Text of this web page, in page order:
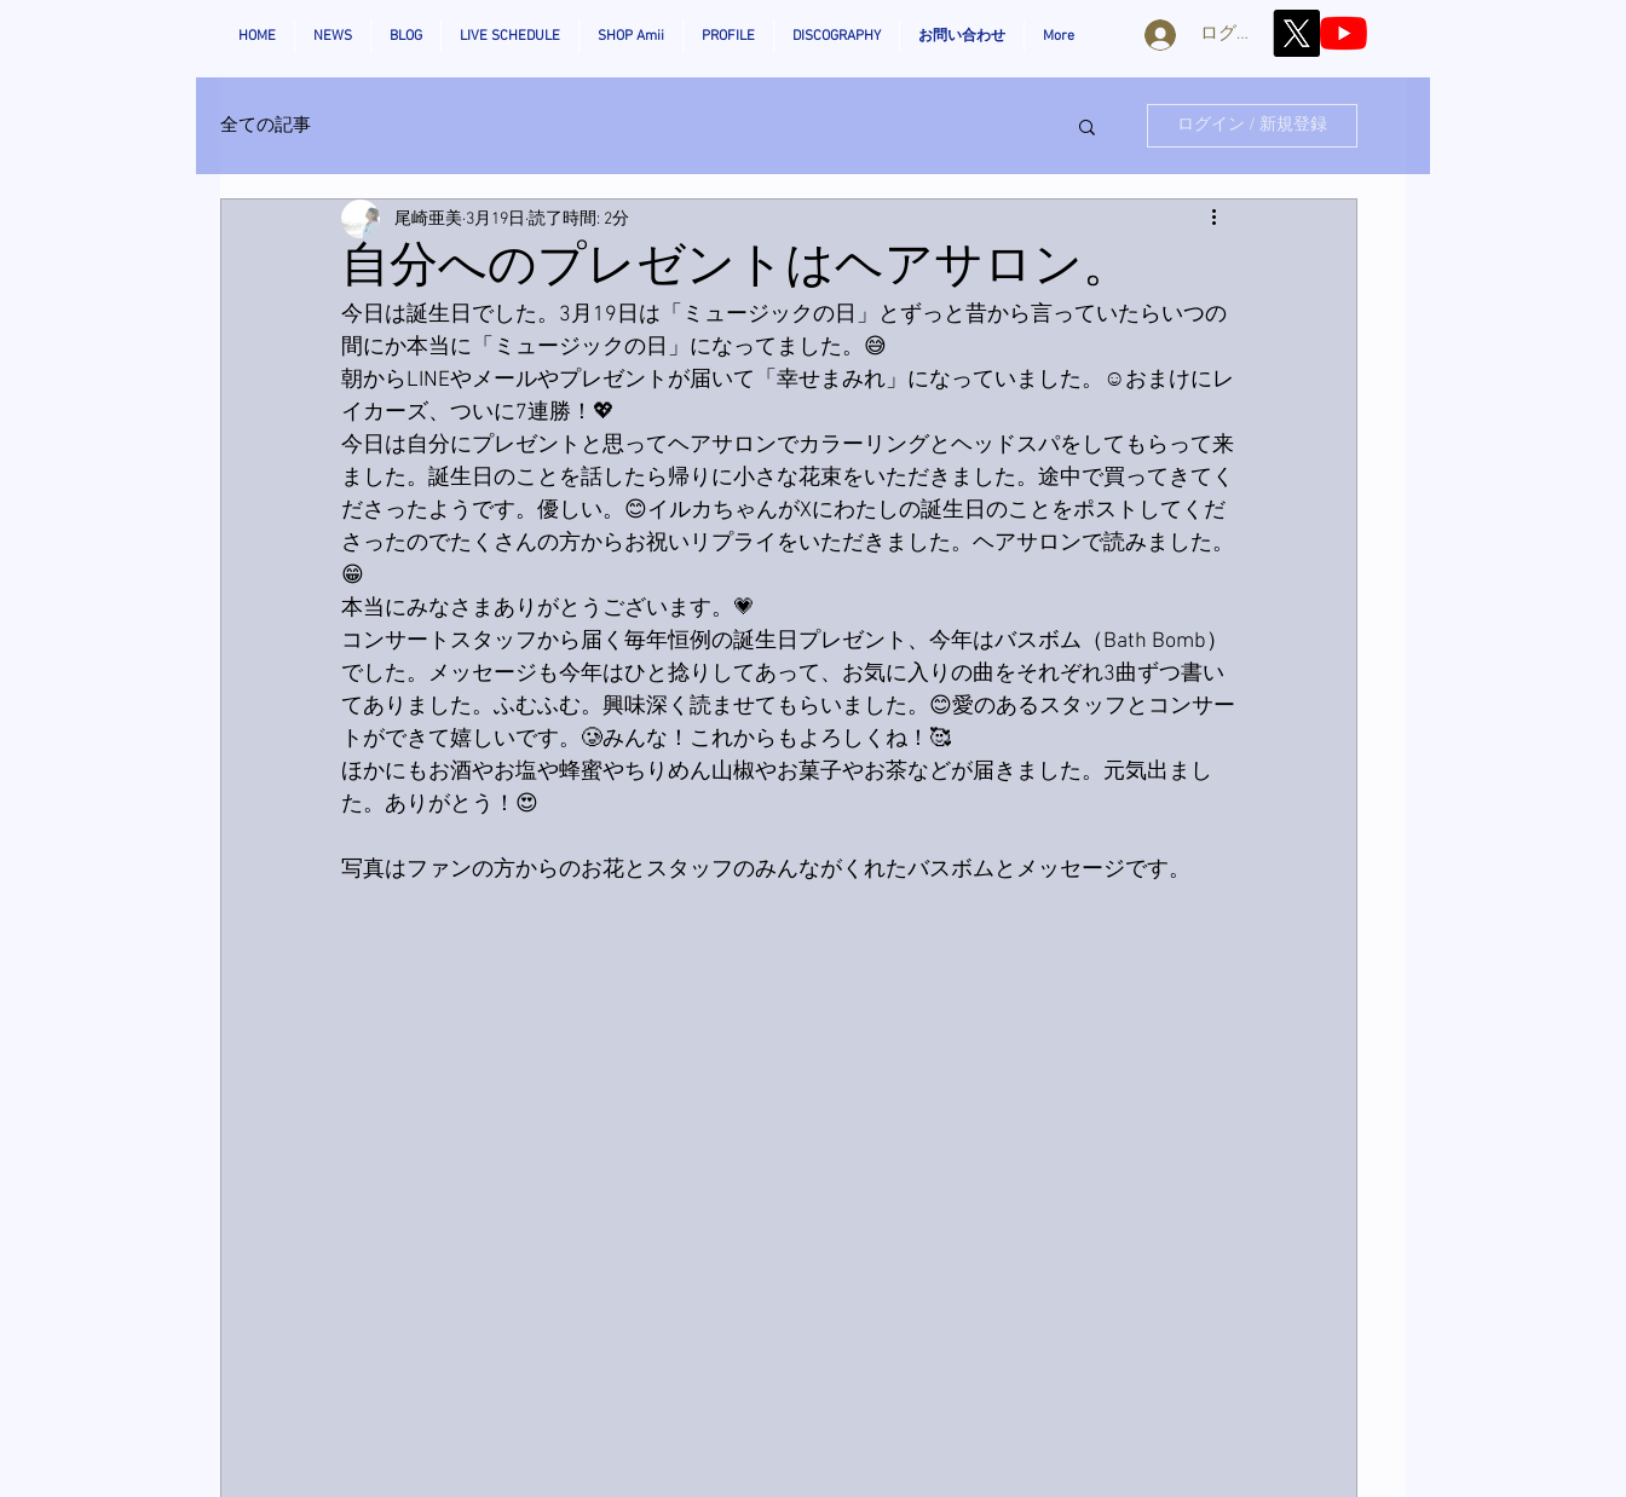
HOME NEWS BLOG LIVE SCHEDULE SHOP Amii PROFILE DISCOGRAPHY お問い合わせ More ログイン
全ての記事 ログイン / 新規登録
自分へのプレゼントはヘアサロン。
尾崎亜美 3月19日 読了時間: 2分
今日は誕生日でした。3月19日は「ミュージックの日」とずっと昔から言っていたらいつの
間にか本当に「ミュージックの日」になってました。😅
朝からLINEやメールやプレゼントが届いて「幸せまみれ」になっていました。☺️おまけにレ
イカーズ、ついに7連勝！💖
今日は自分にプレゼントと思ってヘアサロンでカラーリングとヘッドスパをしてもらって来
ました。誕生日のことを話したら帰りに小さな花束をいただきました。途中で買ってきてく
ださったようです。優しい。😊イルカちゃんがXにわたしの誕生日のことをポストしてくだ
さったのでたくさんの方からお祝いリプライをいただきました。ヘアサロンで読みました。
😁
本当にみなさまありがとうございます。💗
コンサートスタッフから届く毎年恒例の誕生日プレゼント、今年はバスボム（Bath Bomb）
でした。メッセージも今年はひと捻りしてあって、お気に入りの曲をそれぞれ3曲ずつ書い
てありました。ふむふむ。興味深く読ませてもらいました。😊愛のあるスタッフとコンサー
トができて嬉しいです。🥲みんな！これからもよろしくね！🥰
ほかにもお酒やお塩や蜂蜜やちりめん山椒やお菓子やお茶などが届きました。元気出まし
た。ありがとう！😍
写真はファンの方からのお花とスタッフのみんながくれたバスボムとメッセージです。